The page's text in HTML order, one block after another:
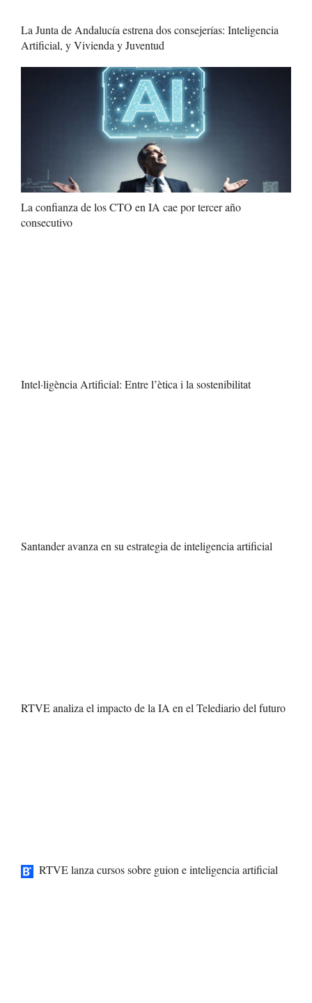
La Junta de Andalucía estrena dos consejerías: Inteligencia
Artificial, y Vivienda y Juventud
La confianza de los CTO en IA cae por tercer año
consecutivo
Intel·ligència Artificial: Entre l’ètica i la sostenibilitat
Santander avanza en su estrategia de inteligencia artificial
RTVE analiza el impacto de la IA en el Telediario del futuro
RTVE lanza cursos sobre guion e inteligencia artificial